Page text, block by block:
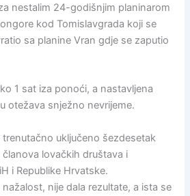
nestalim 24-godišnjim planinarom
kod Tomislavgrada koji se
sa planine Vran gdje se zaputio
1 sat iza ponoći, a nastavljena
otežava snježno nevrijeme.
uključeno šezdesetak
lovačkih društava i
i Republike Hrvatske.
nije dala rezultate, a ista se